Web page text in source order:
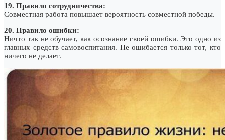
19. Правило сотрудничества:
Совместная работа повышает вероятность совместной победы.
20. Правило ошибки:
Ничто так не обучает, как осознание своей ошибки. Это одно из
главных средств самовоспитания. Не ошибается только тот, кто
ничего не делает.